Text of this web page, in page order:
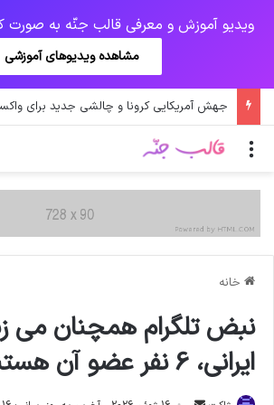
ویدیو آموزش و معرفی قالب جنّه به صورت کامل در
مشاهده ویدیوهای آموزشی
منو
خانه
ایرانی، 6 نفر عضو آن هستند